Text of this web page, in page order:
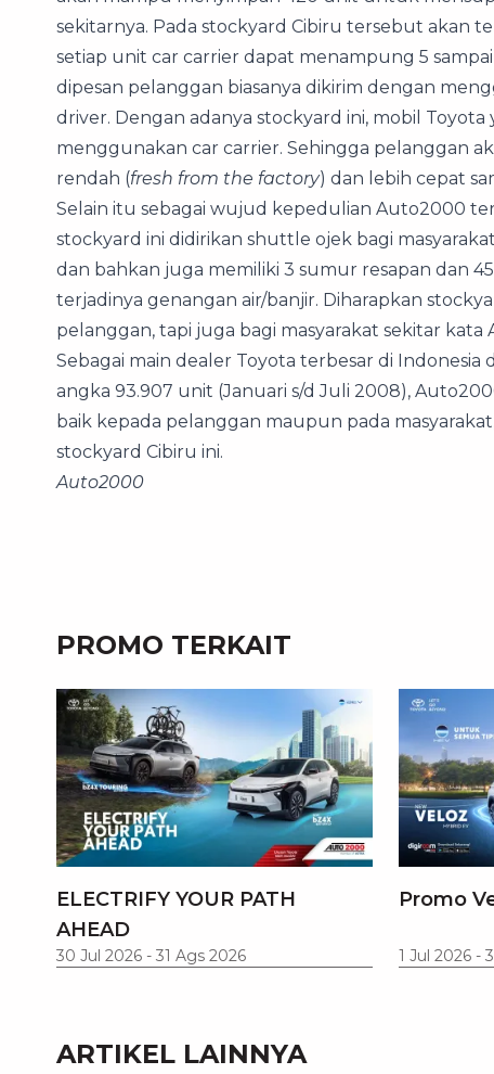
sekitarnya. Pada stockyard Cibiru tersebut akan
setiap unit car carrier dapat menampung 5
dipesan pelanggan biasanya dikirim dengan
driver. Dengan adanya stockyard ini, mobil
menggunakan car carrier. Sehingga pelanggan
rendah (fresh from the factory) dan lebih cepat
Selain itu sebagai wujud kepedulian Auto2000
stockyard ini didirikan shuttle ojek bagi
dan bahkan juga memiliki 3 sumur resapan dan
terjadinya genangan air/banjir. Diharapkan
pelanggan, tapi juga bagi masyarakat sekitar
Sebagai main dealer Toyota terbesar di
angka 93.907 unit (Januari s/d Juli 2008),
baik kepada pelanggan maupun pada
stockyard Cibiru ini.
Auto2000
PROMO TERKAIT
ELECTRIFY YOUR PATH
AHEAD
30 Jul 2026 - 31 Ags 2026
Promo
1 Jul 2026 -
ARTIKEL LAINNYA